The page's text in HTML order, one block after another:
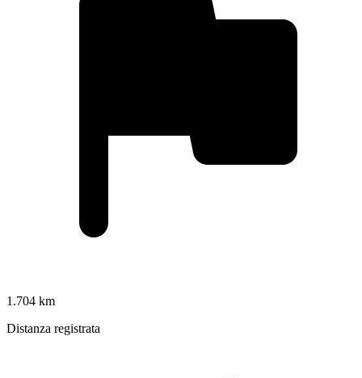
1.704 km
Distanza registrata